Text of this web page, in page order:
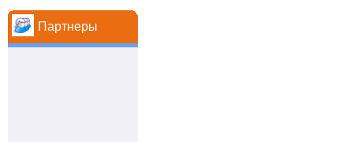
Партнеры